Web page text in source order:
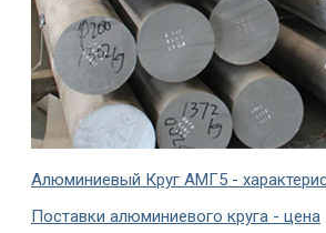
Алюминиевый Круг АМГ5 -
Поставки алюминиевого круга - цена